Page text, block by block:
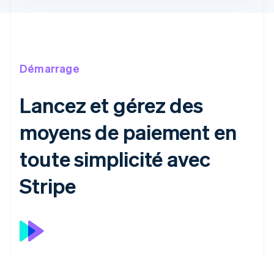
Démarrage
Lancez et gérez des
moyens de paiement en
toute simplicité avec
Stripe